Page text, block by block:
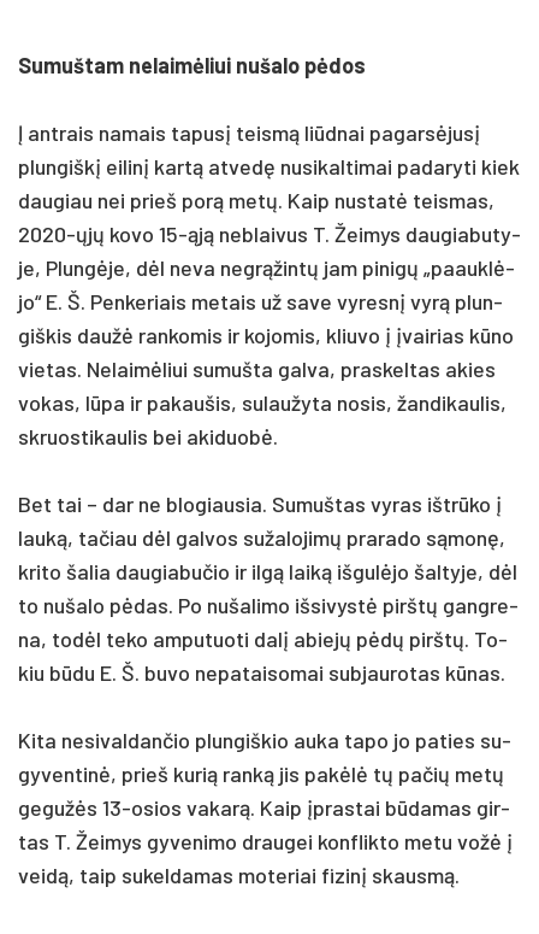
Su­muš­tam ne­laimė­liui nu­ša­lo pėdos
Į ant­rais na­mais ta­pusį teismą liūd­nai pa­garsė­jusį
plun­giškį ei­linį kartą at­vedę nu­si­kal­ti­mai pa­da­ry­ti kiek
dau­giau nei prie­š po­rą metų. Kaip nu­statė teis­mas,
2020-ųjų ko­vo 15-ąją ne­blai­vus T. Žei­mys dau­gia­bu­ty­
je, Plungė­je, dėl ne­va ne­grąžintų jam pi­nigų „paauklė­
jo“ E. Š. Pen­ke­riais me­tais už sa­ve vy­resnį vyrą plun­
giš­kis daužė ran­ko­mis ir ko­jo­mis, kliu­vo į įvai­rias kūno
vie­tas. Ne­laimė­liui su­muš­ta gal­va, pra­skel­tas akies
vo­kas, lūpa ir pa­kau­šis, su­lau­žy­ta no­sis, žan­di­kau­lis,
skruos­ti­kau­lis bei aki­duobė.
Bet tai – dar ne blo­giau­sia. Su­muš­tas vy­ras ištrū­ko į
lauką, ta­čiau dėl gal­vos su­ža­lo­jimų pra­ra­do sąmonę,
kri­to ša­lia dau­gia­bu­čio ir ilgą laiką iš­gulė­jo šal­ty­je, dėl
to nu­ša­lo pėdas. Po nu­ša­li­mo iš­si­vystė pirštų gang­re­
na, todėl te­ko am­pu­tuo­ti dalį abiejų pėdų pirštų. To­
kiu būdu E. Š. bu­vo ne­pa­tai­so­mai su­bjau­ro­tas kūnas.
Kita ne­si­val­dan­čio plun­giš­kio au­ka ta­po jo pa­ties su­
gy­ven­tinė, prie­š ku­rią ranką jis pa­kėlė tų pa­čių metų
ge­gužės 13-osios va­karą. Kaip įpras­tai būda­mas gir­
tas T. Žei­mys gy­ve­ni­mo drau­gei konf­lik­to me­tu vožė į
veidą, taip su­kel­da­mas mo­te­riai fi­zinį skausmą.